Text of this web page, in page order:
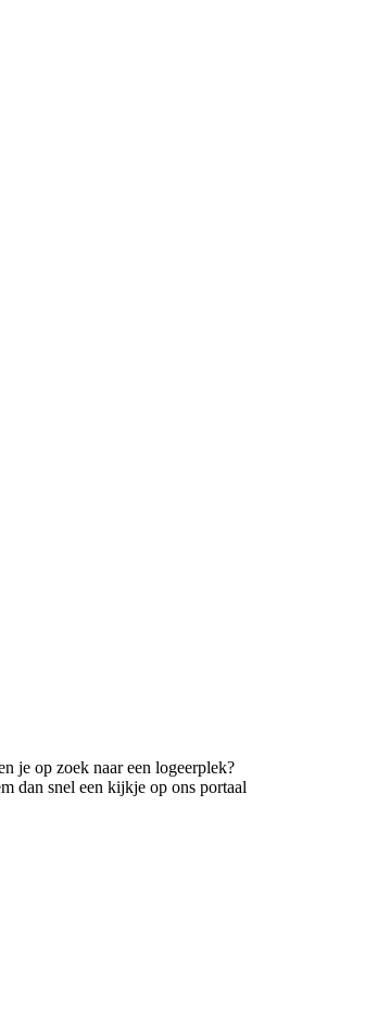
je op zoek naar een logeerplek?
dan snel een kijkje op ons portaal